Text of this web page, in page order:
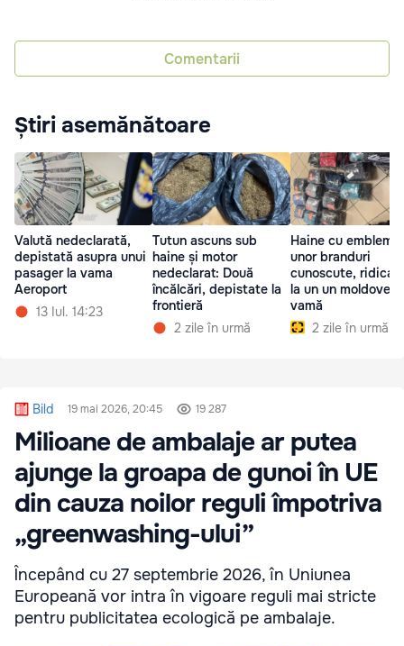
Comentarii
Știri asemănătoare
Valută nedeclarată,
depistată asupra unui
pasager la vama
Aeroport
13 Iul. 14:23
Tutun ascuns sub
haine și motor
nedeclarat: Două
încălcări, depistate la
frontieră
2 zile în urmă
Haine cu emblema
unor branduri
cunoscute,
la un un
vamă
2 zile în urmă
Bild 19 mai 2026, 20:45 19 287
Milioane de ambalaje ar putea
ajunge la groapa de gunoi în UE
din cauza noilor reguli împotriva
„greenwashing-ului”
Începând cu 27 septembrie 2026, în Uniunea
Europeană vor intra în vigoare reguli mai stricte
pentru publicitatea ecologică pe ambalaje.